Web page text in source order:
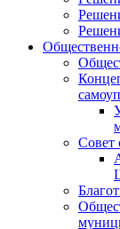
Совет